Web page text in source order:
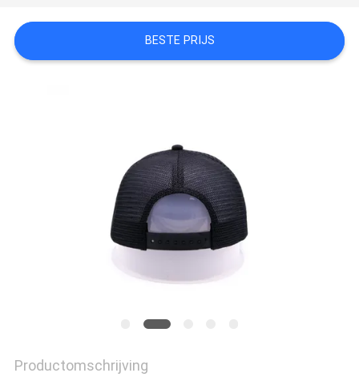
BESTE PRIJS
Productomschrijving